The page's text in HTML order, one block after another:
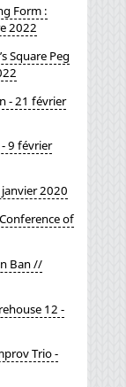
Form :
2022
Square Peg
- 21 février
9 février
2020
of
Ban //
12 -
Trio -